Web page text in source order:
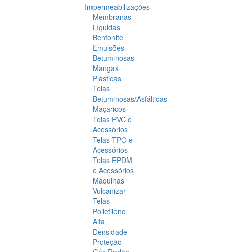
Impermeabilizações
Membranas
Líquidas
Bentonite
Emulsões
Betuminosas
Mangas
Plásticas
Telas
Betuminosas/Asfálticas
Maçaricos
Telas PVC e
Acessórios
Telas TPO e
Acessórios
Telas EPDM
e Acessórios
Máquinas
Vulcanizar
Telas
Polietileno
Alta
Densidade
Proteção